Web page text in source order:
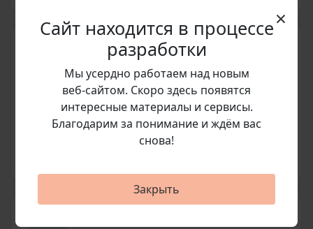
Подготовим счет
Согласуем позицию, стоимость и
×
Сайт находится в процессе
разработки
Мы усердно работаем над новым
веб‑сайтом. Скоро здесь появятся
интересные материалы и сервисы.
Благодарим за понимание и ждём вас
снова!
Закрыть